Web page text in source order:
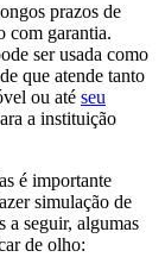
prazos de
com garantia.
ser usada como
que atende tanto
ou até seu
a instituição
é importante
simulação de
a seguir, algumas
de olho: